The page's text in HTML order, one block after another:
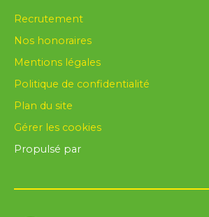
Recrutement
Nos honoraires
Mentions légales
Politique de confidentialité
Plan du site
Gérer les cookies
Propulsé par